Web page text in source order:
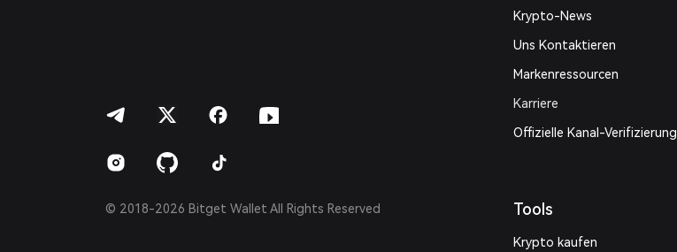
© 2018-2026 Bitget Wallet All Rights Reserved
Krypto-News
Uns Kontaktieren
Markenressourcen
Karriere
Offizielle Kanal-Verifizierung
Tools
Krypto kaufen